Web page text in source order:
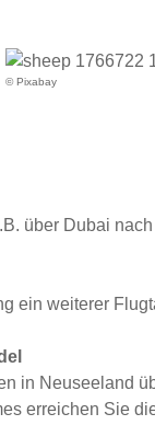
© Pixabay
über Dubai
ein weiterer
in Neuseeland
erreichen Sie